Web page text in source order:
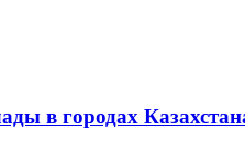
в городах